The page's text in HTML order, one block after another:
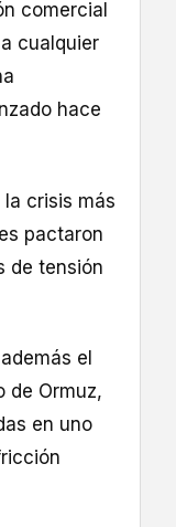
comercial
cualquier
hace
crisis más
pactaron
de tensión
el
de Ormuz,
en uno